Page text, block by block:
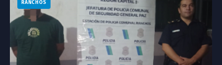
RANCHOS